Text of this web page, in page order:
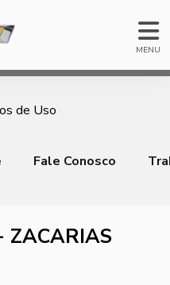
MENU
de Uso
Fale Conosco
ZACARIAS